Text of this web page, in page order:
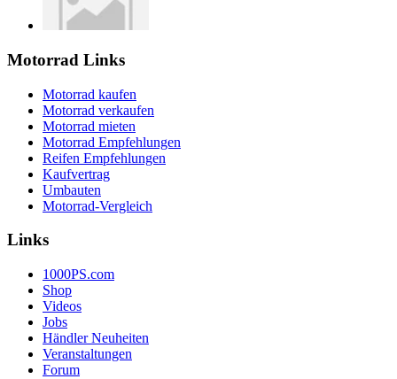
Motorrad Links
Motorrad kaufen
Motorrad verkaufen
Motorrad mieten
Motorrad Empfehlungen
Reifen Empfehlungen
Kaufvertrag
Umbauten
Motorrad-Vergleich
Links
1000PS.com
Shop
Videos
Jobs
Händler Neuheiten
Veranstaltungen
Forum